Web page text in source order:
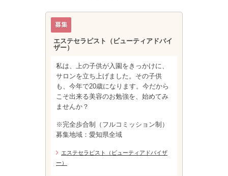
エステセラピスト（ビューティアドバイ
ザー）
私は、上の子供が入園をきっかけに、
サロンを立ち上げました。その子供
も、今年で20歳になります。今だから
こそ出来る美容のお勉強を、始めてみ
ませんか？
※完全歩合制（フルコミッション制）
募集地域：愛知県全域
エステセラピスト（ビューティアドバイザ
ー）